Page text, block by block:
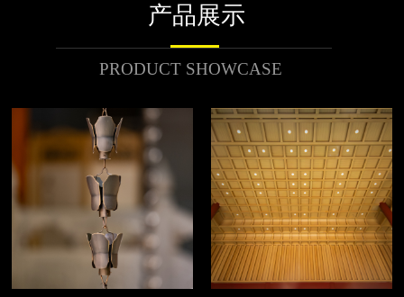
PRODUCT SHOWCASE
产品展示